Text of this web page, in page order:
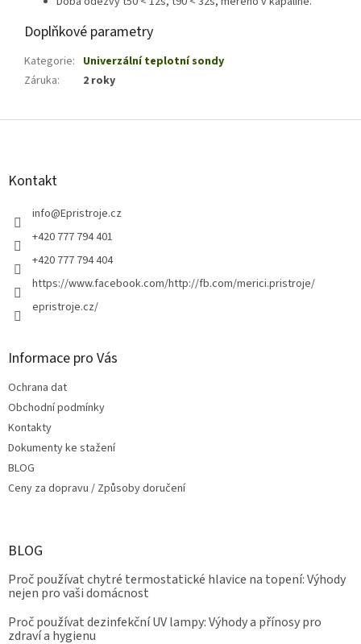
Doplňkové parametry
Kategorie: Univerzální teplotní sondy
Záruka: 2 roky
Z
Kontakt
info@Epristroje.cz
+420 777 794 401
+420 777 794 404
https://www.facebook.com/http://fb.com/merici.pristroje/
epristroje.cz/
Informace pro Vás
Ochrana dat
Obchodní podmínky
Kontakty
Dokumenty ke stažení
BLOG
Ceny za dopravu / Způsoby doručení
BLOG
Proč používat chytré termostatické hlavice na topení: Výhody
nejen pro vaši domácnost
Proč používat dezinfekční UV lampy: Výhody a přínosy pro
zdraví a hygienu